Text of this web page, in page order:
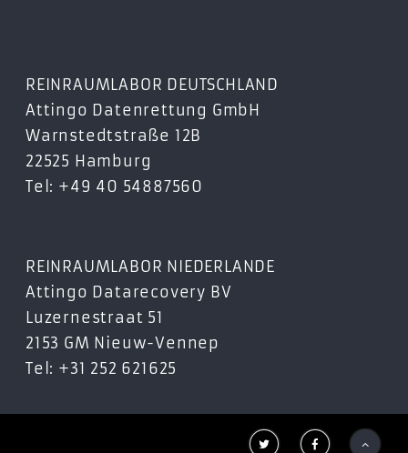
REINRAUMLABOR DEUTSCHLAND
Attingo Datenrettung GmbH
Warnstedtstraße 12B
22525 Hamburg
Tel: +49 40 54887560
REINRAUMLABOR NIEDERLANDE
Attingo Datarecovery BV
Luzernestraat 51
2153 GM Nieuw-Vennep
Tel: +31 252 621625
  